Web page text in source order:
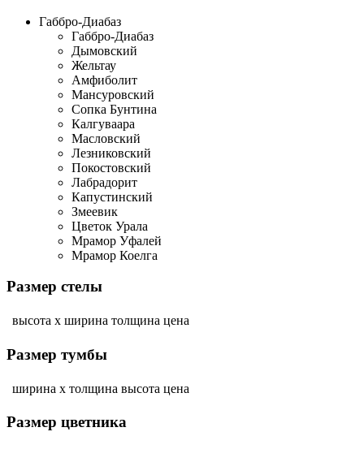
Габбро-Диабаз
Габбро-Диабаз
Дымовский
Жельтау
Амфиболит
Мансуровский
Сопка Бунтина
Калгуваара
Масловский
Лезниковский
Покостовский
Лабрадорит
Капустинский
Змеевик
Цветок Урала
Мрамор Уфалей
Мрамор Коелга
Размер стелы
высота х ширина толщина цена
Размер тумбы
ширина х толщина высота цена
Размер цветника